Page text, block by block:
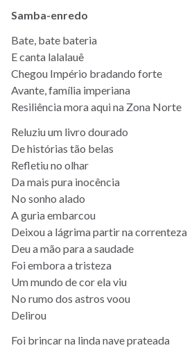
Samba-enredo
Bate, bate bateria
E canta lalalauê
Chegou Império bradando forte
Avante, família imperiana
Resiliência mora aqui na Zona Norte
Reluziu um livro dourado
De histórias tão belas
Refletiu no olhar
Da mais pura inocência
No sonho alado
A guria embarcou
Deixou a lágrima partir na correnteza
Deu a mão para a saudade
Foi embora a tristeza
Um mundo de cor ela viu
No rumo dos astros voou
Delirou
Foi brincar na linda nave prateada